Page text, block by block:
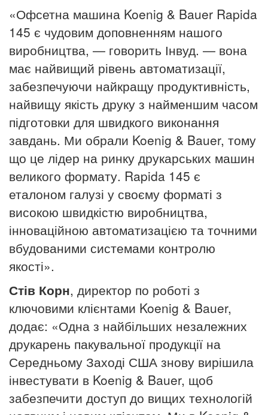
«Офсетна машина Koenig & Bauer Rapida
145 є чудовим доповненням нашого
виробництва, — говорить Інвуд. — вона
має найвищий рівень автоматизації,
забезпечуючи найкращу продуктивність,
найвищу якість друку з найменшим часом
підготовки для швидкого виконання
завдань. Ми обрали Koenig & Bauer, тому
що це лідер на ринку друкарських машин
великого формату. Rapida 145 є
еталоном галузі у своєму форматі з
високою швидкістю виробництва,
інноваційною автоматизацією та точними
вбудованими системами контролю
якості».
Стів Корн, директор по роботі з
ключовими клієнтами Koenig & Bauer,
додає: «Одна з найбільших незалежних
друкарень пакувальної продукції на
Середньому Заході США знову вирішила
інвестувати в Koenig & Bauer, щоб
забезпечити доступ до вищих технологій